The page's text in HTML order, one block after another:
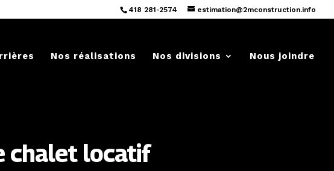
418 281-2574 estimation@2mconstruction.info
Nos réalisations Nos divisions Nous joindre
chalet locatif